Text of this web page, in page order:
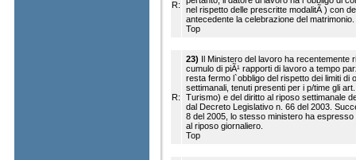
R:
nel rispetto delle prescritte modalitÃ ) con
antecedente la celebrazione del matrimonio.
Top
R:
23) Il Ministero del lavoro ha recentemente
cumulo di piÃ¹ rapporti di lavoro a tempo
resta fermo l`obbligo del rispetto dei limiti di
settimanali, tenuti presenti per i p/time gli
Turismo) e del diritto al riposo settimanale
dal Decreto Legislativo n. 66 del 2003.
8 del 2005, lo stesso ministero ha
al riposo giornaliero.
Top